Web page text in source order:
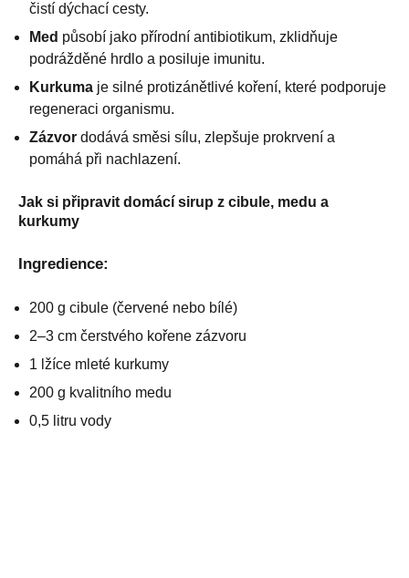
čistí dýchací cesty.
Med působí jako přírodní antibiotikum, zklidňuje
podrážděné hrdlo a posiluje imunitu.
Kurkuma je silné protizánětlivé koření, které podporuje
regeneraci organismu.
Zázvor dodává směsi sílu, zlepšuje prokrvení a
pomáhá při nachlazení.
Jak si připravit domácí sirup z cibule, medu a
kurkumy
Ingredience:
200 g cibule (červené nebo bílé)
2–3 cm čerstvého kořene zázvoru
1 lžíce mleté kurkumy
200 g kvalitního medu
0,5 litru vody